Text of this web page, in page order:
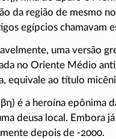
da região de mesmo
egípcios chamavam
uma versão
no Oriente Médio
equivale ao título
) é a heroína epônima
deusa local. Embora
depois de -2000.